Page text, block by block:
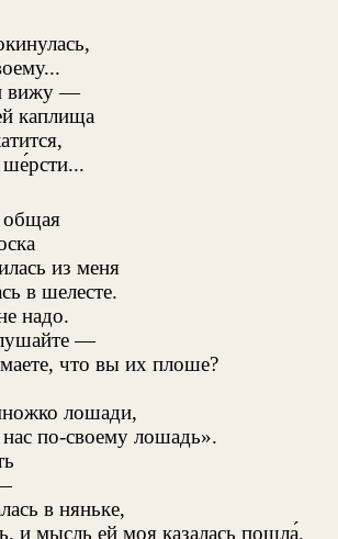
вижу —
каплища
ше́рсти...
общая
из меня
в шелесте.
надо.
—
что вы их плоше?
лошади,
по-своему лошадь».
в няньке,
и мысль ей моя казалась пошла́,